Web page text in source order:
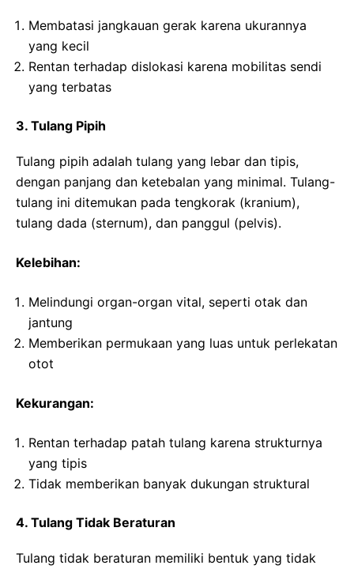
Membatasi jangkauan gerak karena ukurannya
yang kecil
Rentan terhadap dislokasi karena mobilitas sendi
yang terbatas
3. Tulang Pipih
Tulang pipih adalah tulang yang lebar dan tipis,
dengan panjang dan ketebalan yang minimal. Tulang-
tulang ini ditemukan pada tengkorak (kranium),
tulang dada (sternum), dan panggul (pelvis).
Kelebihan:
Melindungi organ-organ vital, seperti otak dan
jantung
Memberikan permukaan yang luas untuk perlekatan
otot
Kekurangan:
Rentan terhadap patah tulang karena strukturnya
yang tipis
Tidak memberikan banyak dukungan struktural
4. Tulang Tidak Beraturan
Tulang tidak beraturan memiliki bentuk yang tidak